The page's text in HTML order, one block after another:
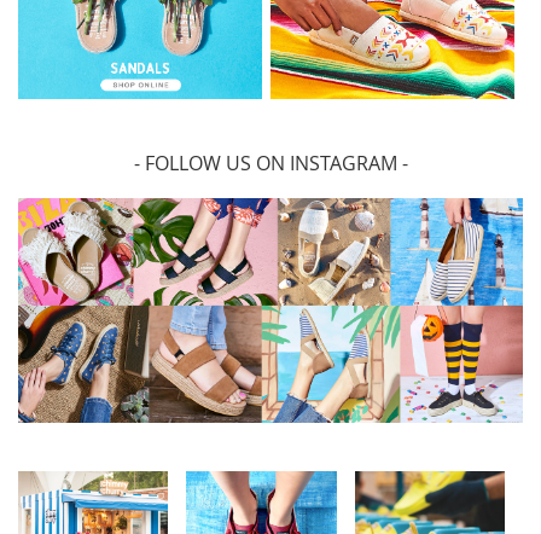
- FOLLOW US ON INSTAGRAM -